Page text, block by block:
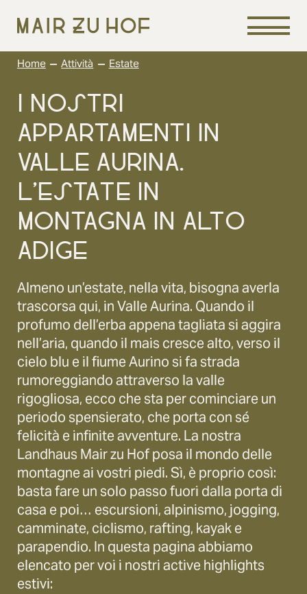
Home – Attività – Estate
I NOSTRI
APPARTAMENTI IN
VALLE AURINA.
L’ESTATE IN
MONTAGNA IN ALTO
ADIGE
Almeno un’estate, nella vita, bisogna averla
trascorsa qui, in Valle Aurina. Quando il
profumo dell’erba appena tagliata si aggira
nell’aria, quando il mais cresce alto, verso il
cielo blu e il fiume Aurino si fa strada
rumoreggiando attraverso la valle
rigogliosa, ecco che sta per cominciare un
periodo spensierato, che porta con sé
felicità e infinite avventure. La nostra
Landhaus Mair zu Hof posa il mondo delle
montagne ai vostri piedi. Sì, è proprio così:
basta fare un solo passo fuori dalla porta di
casa e poi… escursioni, alpinismo, jogging,
camminate, ciclismo, rafting, kayak e
parapendio. In questa pagina abbiamo
elencato per voi i nostri active highlights
estivi: